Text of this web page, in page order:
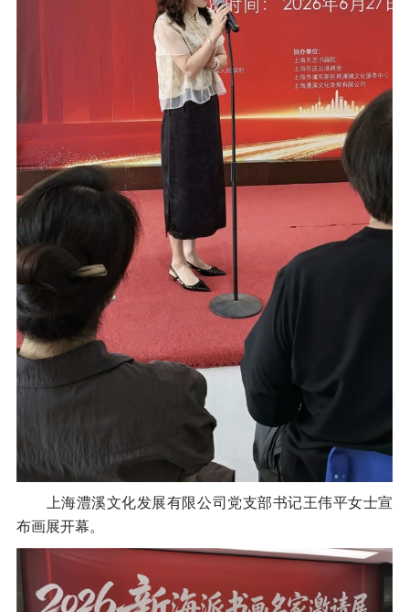
上海澧溪文化发展有限公司党支部书记王伟平女士宣
布画展开幕。